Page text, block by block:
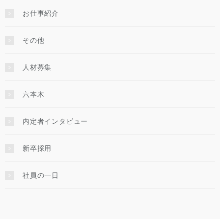
お仕事紹介
その他
人材募集
六本木
内定者インタビュー
新卒採用
社員の一日